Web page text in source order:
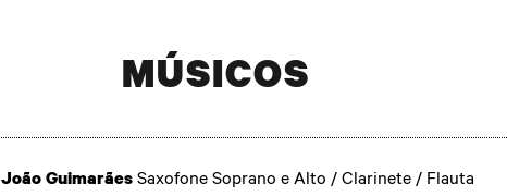
MÚSICOS
João Guimarães Saxofone Soprano e Alto / Clarinete / Flauta